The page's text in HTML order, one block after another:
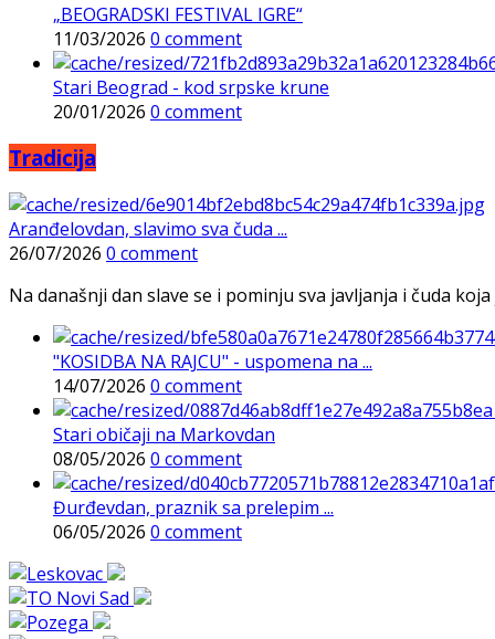
„BEOGRADSKI FESTIVAL IGRE“
11/03/2026 0 comment
Stari Beograd - kod srpske krune
20/01/2026 0 comment
Tradicija
Aranđelovdan, slavimo sva čuda ...
26/07/2026 0 comment
Na današnji dan slave se i pominju sva javljanja i čuda
"KOSIDBA NA RAJCU" - uspomena na ...
14/07/2026 0 comment
Stari običaji na Markovdan
08/05/2026 0 comment
Đurđevdan, praznik sa prelepim ...
06/05/2026 0 comment